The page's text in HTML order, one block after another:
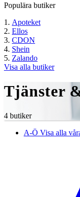
Populära butiker
Apoteket
Ellos
CDON
Shein
Zalando
Visa alla butiker
Tjänster
4 butiker
A-Ö Visa alla